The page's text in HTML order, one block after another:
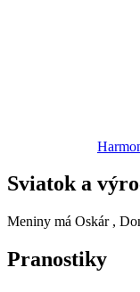
Sviatok a
Meniny má Oskár ,
Pranostiky